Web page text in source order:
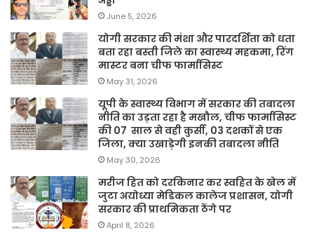
June 5, 2026
योगी सरकार की मंशा और पारदर्शिता को धता
बता रहा बस्ती जिले का स्वास्थ्य महकमा, रिंग
मास्टर बना चीफ फार्मासिस्ट
May 31, 2026
यूपी के स्वास्थ्य विभाग में सरकार की तबादला
नीति का उड़ता रहा है मखौल, चीफ फार्मासिस्ट
की 07 साल से वही कुर्सी, 03 दशकों से एक
जिला, क्या उखाड़ेगी इनकी तबादला नीति
May 30, 2026
मरीज हित को दरकिनार कर स्वहित के खेल में
जुटा अयोध्या मेडिकल कालेज प्रशासन, योगी
सरकार की प्राथमिकता ठेंगे पर
April 8, 2026